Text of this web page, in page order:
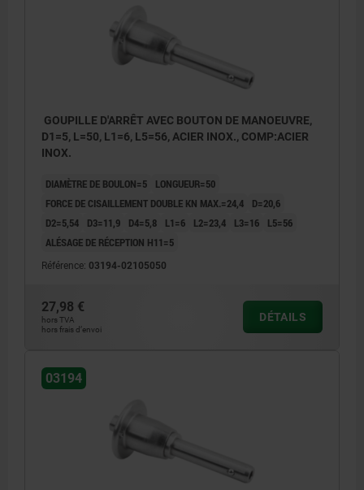
GOUPILLE D'ARRÊT AVEC BOUTON DE MANOEUVRE,
D1=5, L=50, L1=6, L5=56, ACIER INOX., COMP:ACIER
INOX.
DIAMÈTRE DE BOULON=5
LONGUEUR=50
FORCE DE CISAILLEMENT DOUBLE KN MAX.=24,4
D=20,6
D2=5,54
D3=11,9 D4=5,8 L1=6 L2=23,4 L3=16
L5=56
ALÉSAGE DE RÉCEPTION H11=5
Référence: 03194-02105050
27,98 €
hors TVA
hors frais d’envoi
DÉTAILS
03194